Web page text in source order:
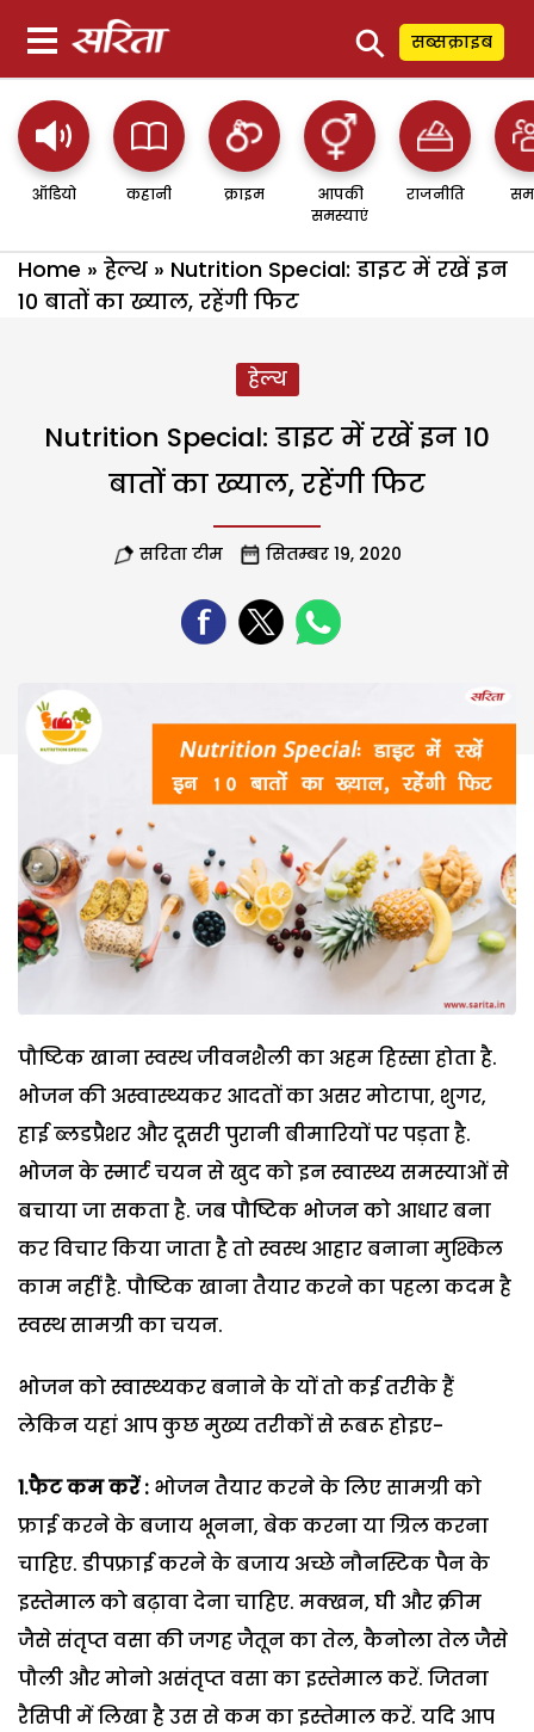
⚲ सब्सक्राइब
ऑडियो कहानी क्राइम
आपकी
समस्याएं
राजनीति
Home » हेल्थ » Nutrition Special: डाइट में रखें इन
10 बातों का ख्याल, रहेंगी फिट
हेल्थ
Nutrition Special: डाइट में रखें इन 10
बातों का ख्याल, रहेंगी फिट
सरिता टीम सितम्बर 19, 2020
पौष्टिक खाना स्वस्थ जीवनशैली का अहम हिस्सा होता है.
भोजन की अस्वास्थ्यकर आदतों का असर मोटापा, शुगर,
हाई ब्लडप्रैशर और दूसरी पुरानी बीमारियों पर पड़ता है.
भोजन के स्मार्ट चयन से खुद को इन स्वास्थ्य समस्याओं से
बचाया जा सकता है. जब पौष्टिक भोजन को आधार बना
कर विचार किया जाता है तो स्वस्थ आहार बनाना मुश्किल
काम नहीं है. पौष्टिक खाना तैयार करने का पहला कदम है
स्वस्थ सामग्री का चयन.
भोजन को स्वास्थ्यकर बनाने के यों तो कई तरीके हैं
लेकिन यहां आप कुछ मुख्य तरीकों से रूबरू होइए-
1.फैट कम करें : भोजन तैयार करने के लिए सामग्री को
फ्राई करने के बजाय भूनना, बेक करना या ग्रिल करना
चाहिए. डीपफ्राई करने के बजाय अच्छे नौनस्टिक पैन के
इस्तेमाल को बढ़ावा देना चाहिए. मक्खन, घी और क्रीम
जैसे संतृप्त वसा की जगह जैतून का तेल, कैनोला तेल जैसे
पौली और मोनो असंतृप्त वसा का इस्तेमाल करें. जितना
रैसिपी में लिखा है उस से कम का इस्तेमाल करें. यदि आप